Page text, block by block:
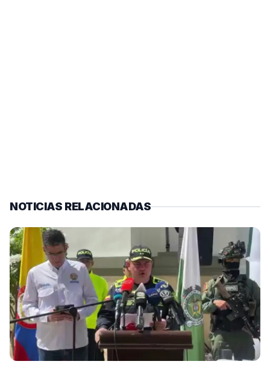
NOTICIAS RELACIONADAS